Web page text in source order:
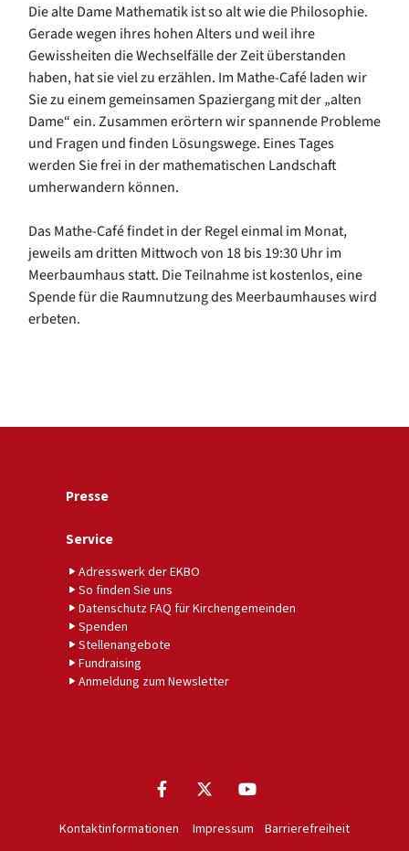
Die alte Dame Mathematik ist so alt wie die Philosophie.
Gerade wegen ihres hohen Alters und weil ihre
Gewissheiten die Wechselfälle der Zeit überstanden
haben, hat sie viel zu erzählen. Im Mathe-Café laden wir
Sie zu einem gemeinsamen Spaziergang mit der „alten
Dame“ ein. Zusammen erörtern wir spannende Probleme
und Fragen und finden Lösungswege. Eines Tages
werden Sie frei in der mathematischen Landschaft
umherwandern können.
Das Mathe-Café findet in der Regel einmal im Monat,
jeweils am dritten Mittwoch von 18 bis 19:30 Uhr im
Meerbaumhaus statt. Die Teilnahme ist kostenlos, eine
Spende für die Raumnutzung des Meerbaumhauses wird
erbeten.
Presse
Service
Adresswerk der EKBO
So finden Sie uns
Datenschutz FAQ für Kirchengemeinden
Spenden
Stellenangebote
Fundraising
Anmeldung zum Newsletter
Kontaktinformationen Impressum Barrierefreiheit